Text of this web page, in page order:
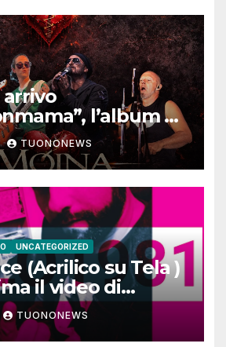
arrivo
l’album di
Ghost Record
TUONONEWS
UNCATEGORIZED
(Acrilico su Tela )
il video di
TUONONEWS